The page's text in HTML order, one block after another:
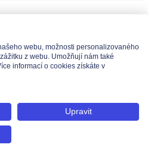
| Provozovna: tř. T.Bati 299,
02 Zlín
88/9, 110 00 Praha 1 - Staré Město, IČO:
v OR vedeném u Městského soudu v
značkou C 336897
webu, možnosti personalizovaného
z webu. Umožňují nám také
informací o cookies získáte v
Upravit